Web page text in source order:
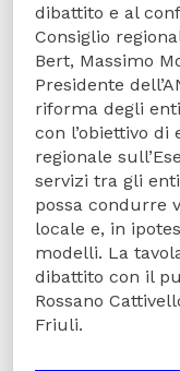
dibattito e al
Consiglio
Bert, Massimo
Presidente
riforma degli
con l’obiettivo di
regionale
servizi tra gli
possa condurre
locale e, in
modelli. La
dibattito con il
Rossano
Friuli.